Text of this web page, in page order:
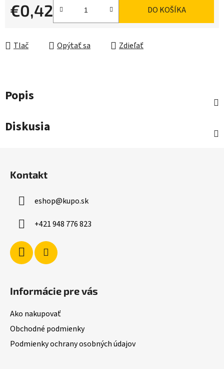
€0,42
Jednotková cena:
DO KOŠÍKA
Tlač Opýtať sa Zdieľať
Popis
Diskusia
Kontakt
eshop@kupo.sk
+421 948 776 823
Informácie pre vás
Ako nakupovať
Obchodné podmienky
Podmienky ochrany osobných údajov